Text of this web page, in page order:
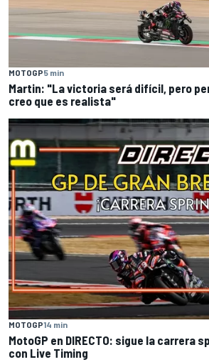
MOTOGP5 min
Martin: "La victoria será difícil, pero
creo que es realista"
MOTOGP14 min
MotoGP en DIRECTO: sigue la carrera
con Live Timing